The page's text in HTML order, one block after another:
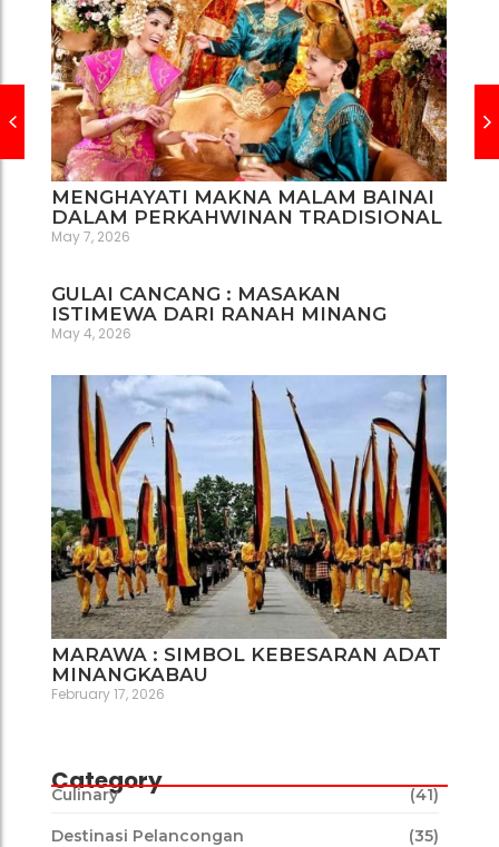
MENGHAYATI MAKNA MALAM BAINAI
DALAM PERKAHWINAN TRADISIONAL
May 7, 2026
GULAI CANCANG : MASAKAN
ISTIMEWA DARI RANAH MINANG
May 4, 2026
MARAWA : SIMBOL KEBESARAN ADAT
MINANGKABAU
February 17, 2026
Category
Culinary (41)
Destinasi Pelancongan (35)